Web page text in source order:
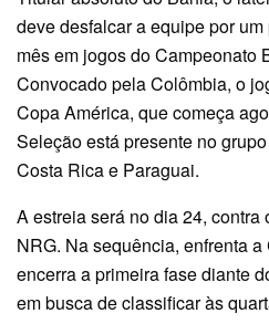
deve desfalcar a equipe por
mês em jogos do Campeonato
Convocado pela Colômbia, o
Copa América, que começa
Seleção está presente no
Costa Rica e Paraguai.
A estreia será no dia 24,
NRG. Na sequência, enfrenta
encerra a primeira fase diante
em busca de classificar às